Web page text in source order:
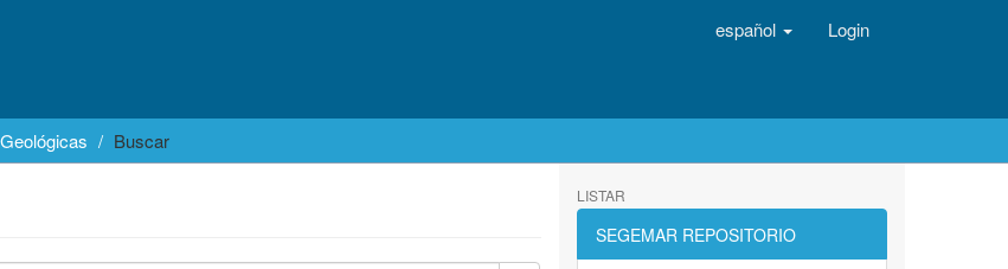
español Login
Buscar
LISTAR
SEGEMAR REPOSITORIO